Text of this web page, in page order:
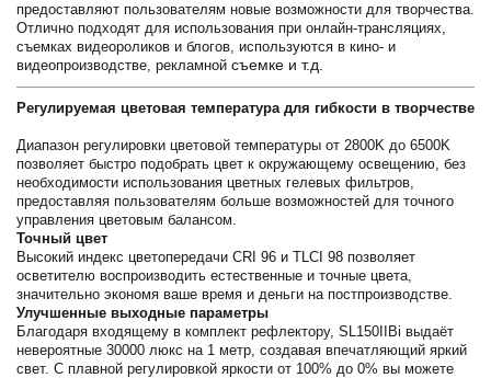
предоставляют пользователям новые возможности для творчества.
Отлично подходят для использования при онлайн-трансляциях,
съемках видеороликов и блогов, используются в кино- и
видеопроизводстве, рекламной съемке и т.д.
Регулируемая цветовая температура для гибкости в творчестве
Диапазон регулировки цветовой температуры от 2800K до 6500K
позволяет быстро подобрать цвет к окружающему освещению, без
необходимости использования цветных гелевых фильтров,
предоставляя пользователям больше возможностей для точного
управления цветовым балансом.
Точный цвет
Высокий индекс цветопередачи CRI 96 и TLCI 98 позволяет
осветителю воспроизводить естественные и точные цвета,
значительно экономя ваше время и деньги на постпроизводстве.
Улучшенные выходные параметры
Благодаря входящему в комплект рефлектору, SL150IIBi выдаёт
невероятные 30000 люкс на 1 метр, создавая впечатляющий яркий
свет. С плавной регулировкой яркости от 100% до 0% вы можете